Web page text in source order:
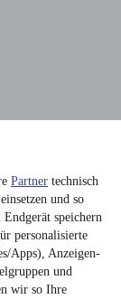
Partner technisch
und so
speichern
personalisierte
Apps), Anzeigen-
und
wir so Ihre